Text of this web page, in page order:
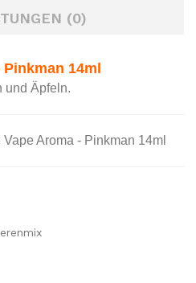
(0)
Pinkman 14ml
und Äpfeln.
Vape Aroma - Pinkman 14ml